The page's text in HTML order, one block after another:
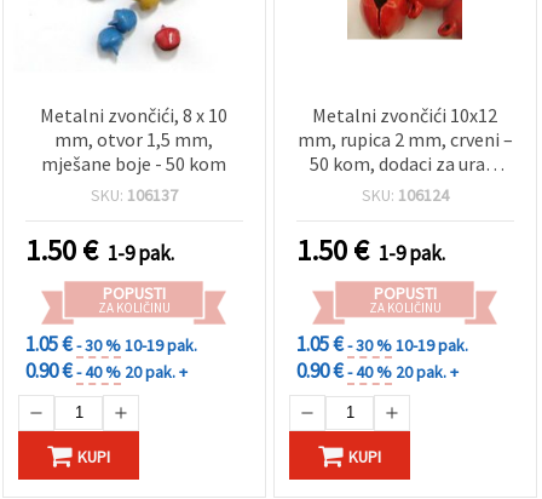
Metalni zvončići, 8 x 10
mm, otvor 1,5 mm,
mješane boje - 50 kom
SKU: 106137
1.50€ 1-9 pak.
POPUSTI
ZA KOLIČINU
1.05 €- 30 %10-19 pak.
0.90 €- 40 % 20 pak. +
KUPI
Metalni zvončići 10x12
mm, rupica 2 mm, crveni –
50 kom, dodaci za uradi
sam
SKU: 106124
1.50€ 1-9 pak.
POPUSTI
ZA KOLIČINU
1.05 €- 30 %10-19 pak.
0.90 €- 40 % 20 pak. +
KUPI